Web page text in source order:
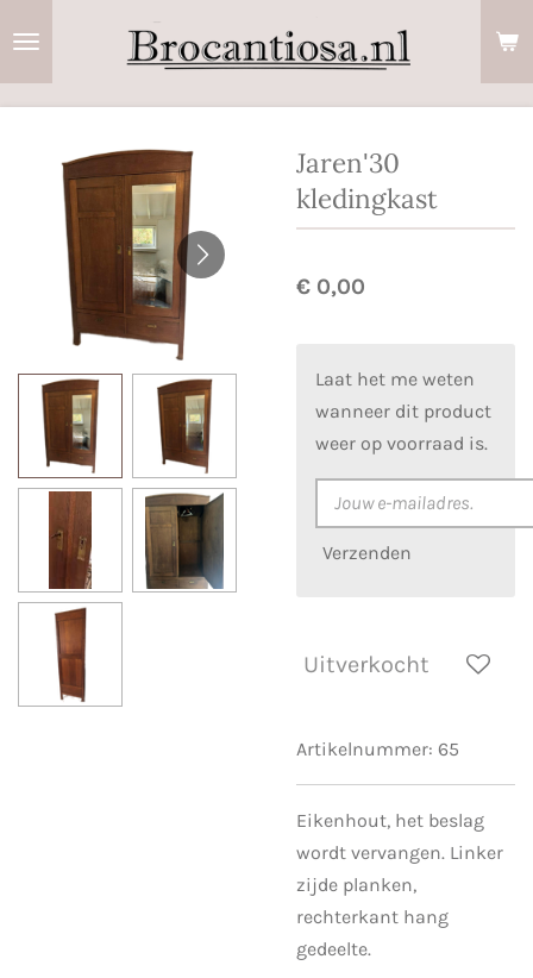
hoofdinhoud
Jaren'30
kledingkast
€ 0,00
Laat het me weten
wanneer dit product
weer op voorraad is.
Verzenden
Uitverkocht
Artikelnummer: 65
Eikenhout, het beslag
wordt vervangen. Linker
zijde planken,
rechterkant hang
gedeelte.